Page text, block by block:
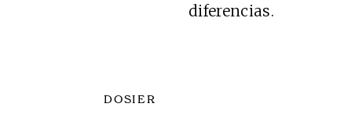
diferencias.
DOSIER